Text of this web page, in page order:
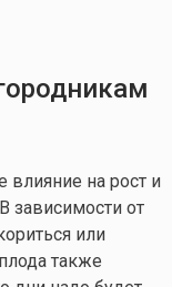
на рост и
зависимости от
или
также